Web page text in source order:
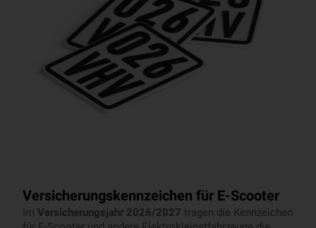
Versicherungskennzeichen für E-Scooter
Im Versicherungsjahr 2026/2027 tragen die Kennzeichen